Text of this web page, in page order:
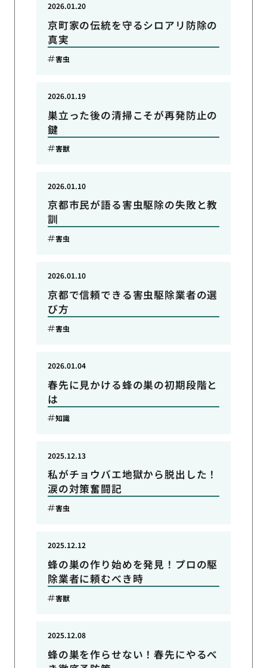
京町家の伝統を守るシロアリ防除の
真実
2026.01.20
害虫
巣立った後の清掃こそが再発防止の
鍵
2026.01.19
害獣
京都市民が語る害虫駆除の失敗と教
訓
2026.01.10
害虫
京都で信頼できる害虫駆除業者の選
び方
2026.01.10
害虫
春先に見かける蜂の巣の初期段階と
は
2026.01.04
知識
私がチョウバエ地獄から脱出した！
涙の対策奮闘記
2025.12.13
害虫
蜂の巣の作り始めを発見！プロの駆
除業者に頼むべき時
2025.12.12
害獣
蜂の巣を作らせない！春先にやるべ
2025.12.08